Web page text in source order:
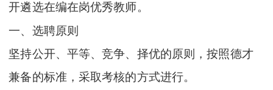
开遴选在编在岗优秀教师。
一、选聘原则
坚持公开、平等、竞争、择优的原则，按照德才
兼备的标准，采取考核的方式进行。